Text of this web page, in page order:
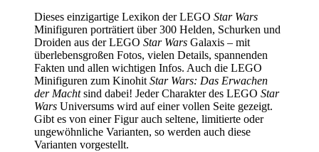
Dieses einzigartige Lexikon der LEGO Star Wars
Minifiguren porträtiert über 300 Helden, Schurken und
Droiden aus der LEGO Star Wars Galaxis – mit
überlebensgroßen Fotos, vielen Details, spannenden
Fakten und allen wichtigen Infos. Auch die LEGO
Minifiguren zum KinohitStar Wars: Das Erwachen
der Machtsind dabei! Jeder Charakter des LEGO Star
Wars Universums wird auf einer vollen Seite gezeigt.
Gibt es von einer Figur auch seltene, limitierte oder
ungewöhnliche Varianten, so werden auch diese
Varianten vorgestellt.